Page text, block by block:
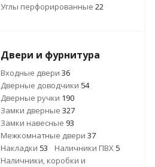
Углы перфорированные 22
Двери и фурнитура
Входные двери 36
Дверные доводчики 54
Дверные ручки 190
Замки дверные 327
Замки навесные 93
Межкомнатные двери 37
Накладки 53 Наличники ПВХ 5
Наличники, коробки и